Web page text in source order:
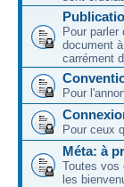
Pour
document
carrément
Pour
Pour ceux
Méta: à
Toutes vos
les